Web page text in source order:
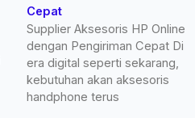
Cepat
Supplier Aksesoris HP Online
dengan Pengiriman Cepat Di
era digital seperti sekarang,
kebutuhan akan aksesoris
handphone terus